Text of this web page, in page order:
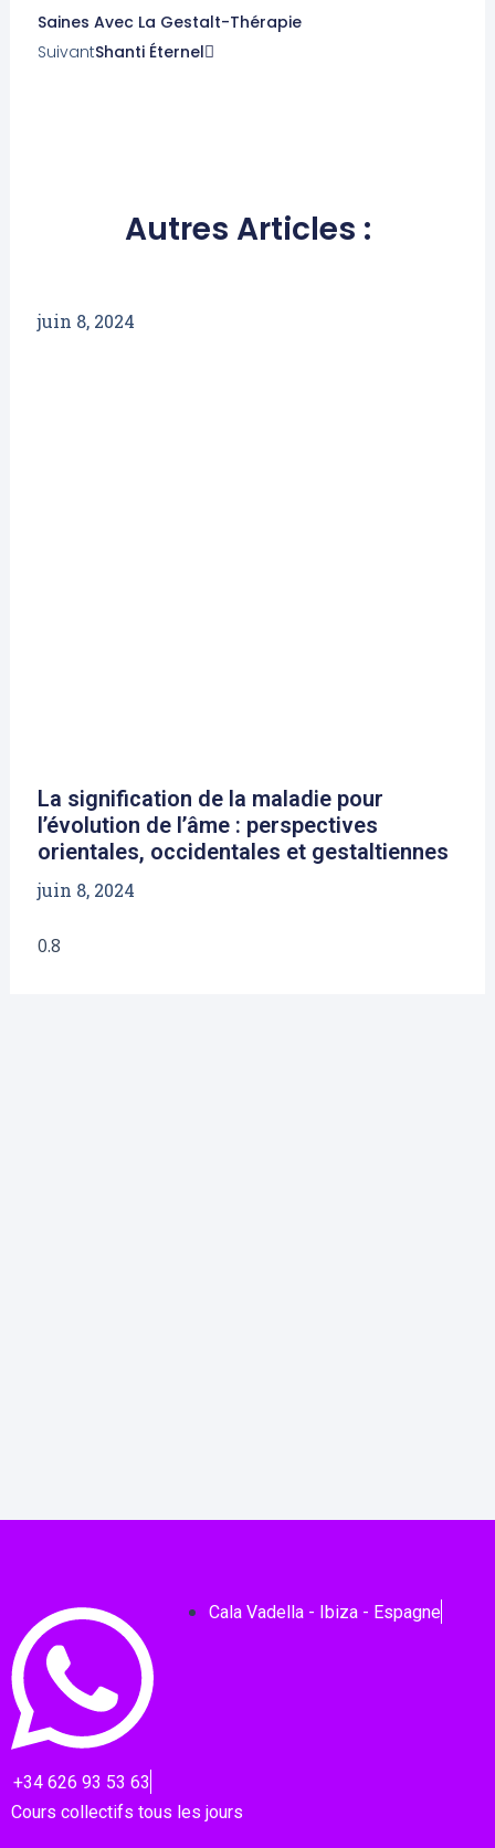
Saines Avec La Gestalt-Thérapie
SuivantShanti Éternel
Autres Articles :
juin 8, 2024
La signification de la maladie pour
l’évolution de l’âme : perspectives
orientales, occidentales et gestaltiennes
juin 8, 2024
+34 626 93 53 63
Cala Vadella - Ibiza - Espagne
Cours collectifs tous les jours